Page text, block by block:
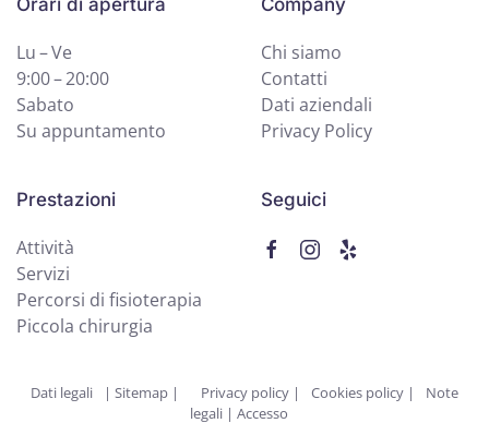
Orari di apertura
Lu – Ve
9:00 – 20:00
Sabato
Su appuntamento
Company
Chi siamo
Contatti
Dati aziendali
Privacy Policy
Prestazioni
Attività
Servizi
Percorsi di fisioterapia
Piccola chirurgia
Seguici
Dati legali | Sitemap | Privacy policy | Cookies policy |
Note
legali | Accesso